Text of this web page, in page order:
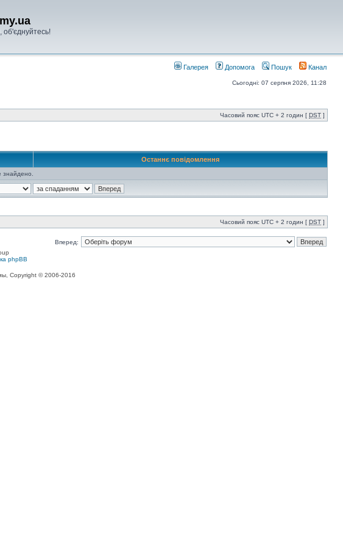
Галерея Допомога Пошук Канал
Сьогодні: 07 серпня 2026, 11:28
Часовий пояс UTC + 2 годин [ DST ]
Останнє повідомлення
знайдено.
Часовий пояс UTC + 2 годин [ DST ]
Вперед:
phpBB
Copyright © 2006-2016